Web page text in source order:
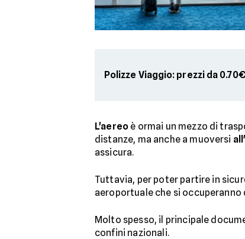
Polizze Viaggio: prezzi da
L'aereo è ormai un mezzo di
distanze, ma anche a muoversi
assicura.
Tuttavia, per poter partire in
aeroportuale che si
Molto spesso, il principale
confini nazionali.